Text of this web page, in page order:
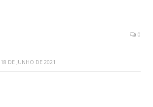
0
18 DE JUNHO DE 2021